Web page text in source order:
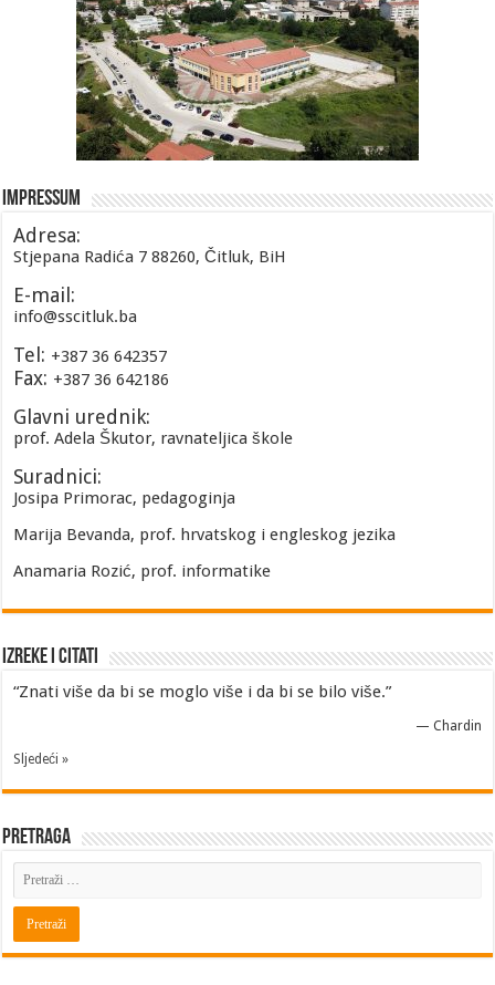
Impressum
Adresa:
Stjepana Radića 7 88260, Čitluk, BiH
E-mail:
info@sscitluk.ba
Tel: +387 36 642357
Fax: +387 36 642186
Glavni urednik:
prof. Adela Škutor, ravnateljica škole
Suradnici:
Josipa Primorac, pedagoginja
Marija Bevanda, prof. hrvatskog i engleskog jezika
Anamaria Rozić, prof. informatike
Izreke i Citati
“Znati više da bi se moglo više i da bi se bilo više.”
— Chardin
Sljedeći »
Pretraga